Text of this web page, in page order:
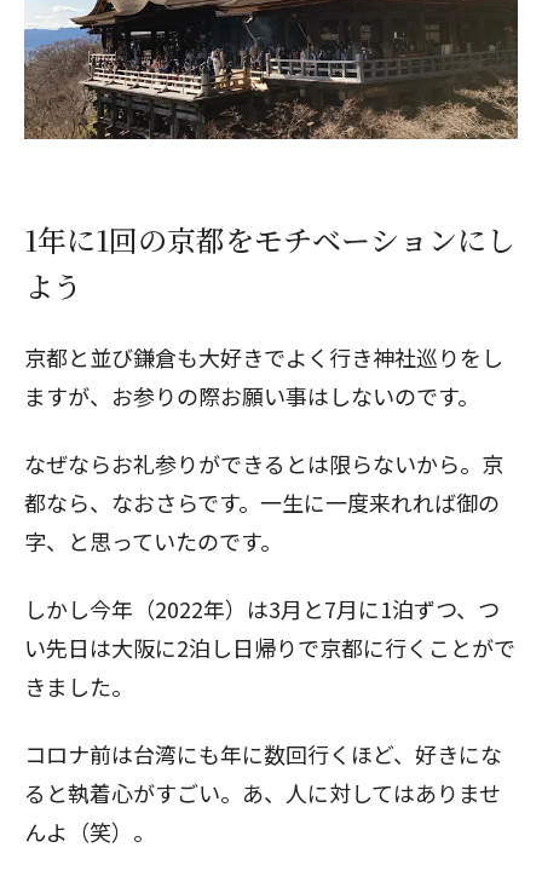
1年に1回の京都をモチベーションにし
よう
京都と並び鎌倉も大好きでよく行き神社巡りをし
ますが、お参りの際お願い事はしないのです。
なぜならお礼参りができるとは限らないから。京
都なら、なおさらです。一生に一度来れれば御の
字、と思っていたのです。
しかし今年（2022年）は3月と7月に1泊ずつ、つ
い先日は大阪に2泊し日帰りで京都に行くことがで
きました。
コロナ前は台湾にも年に数回行くほど、好きにな
ると執着心がすごい。あ、人に対してはありませ
んよ（笑）。